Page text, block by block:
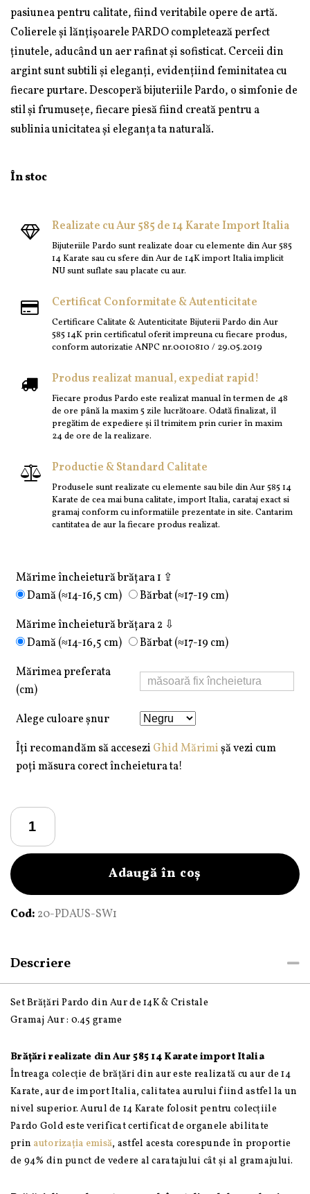
pasiunea pentru calitate, fiind veritabile opere de artă.
Colierele și lănțișoarele PARDO completează perfect
ținutele, aducând un aer rafinat și sofisticat. Cerceii din
argint sunt subtili și eleganți, evidențiind feminitatea cu
fiecare purtare. Descoperă bijuteriile Pardo, o simfonie de
stil și frumusețe, fiecare piesă fiind creată pentru a
sublinia unicitatea și eleganța ta naturală.
În stoc
Realizate cu Aur 585 de 14 Karate Import Italia
Bijuteriile Pardo sunt realizate doar cu elemente din Aur 585
14 Karate sau cu sfere din Aur de 14K import Italia implicit
NU sunt suflate sau placate cu aur.
Certificat Conformitate & Autenticitate
Certificare Calitate & Autenticitate Bijuterii Pardo din Aur
585 14K prin certificatul oferit impreuna cu fiecare produs,
conform autorizatie ANPC nr.0010810 / 29.05.2019
Produs realizat manual, expediat rapid!
Fiecare produs Pardo este realizat manual în termen de 48
de ore până la maxim 5 zile lucrătoare. Odată finalizat, îl
pregătim de expediere și îl trimitem prin curier în maxim
24 de ore de la realizare.
Productie & Standard Calitate
Produsele sunt realizate cu elemente sau bile din Aur 585 14
Karate de cea mai buna calitate, import Italia, carataj exact si
gramaj conform cu informatiile prezentate in site. Cantarim
cantitatea de aur la fiecare produs realizat.
Mărime încheietură brățara 1 ⇪
Damă (≈14-16,5 cm)
Bărbat (≈17-19 cm)
Mărime încheietură brățara 2 ⇩
Damă (≈14-16,5 cm)
Bărbat (≈17-19 cm)
Mărimea preferata
(cm)
Alege culoare șnur
Îți recomandăm să accesezi Ghid Mărimișă vezi cum
poți măsura corect încheietura ta!
Cantitate
brățări
Pardo
din
Aur
și
Adaugă în coș
Cod: 20-PDAUS-SW1
Descriere
Set Brățări Pardo din Aur de 14K & Cristale
Gramaj Aur : 0.45 grame
Brățări realizate din Aur 585 14 Karate import Italia
Întreaga colecție de brățări din aur este realizată cu aur de 14
Karate, aur de import Italia, calitatea aurului fiind astfel la un
nivel superior. Aurul de 14 Karate folosit pentru colecțiile
Pardo Gold este verificat certificat de organele abilitate
prin autorizația emisă, astfel acesta corespunde în proportie
de 94% din punct de vedere al caratajului cât și al gramajului.